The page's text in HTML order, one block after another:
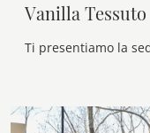
Vanilla Tessuto